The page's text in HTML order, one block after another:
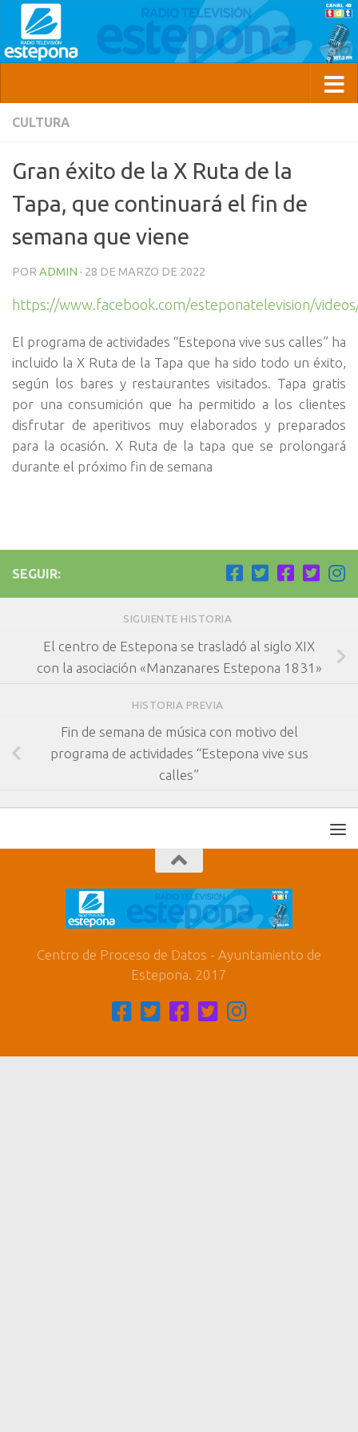
CULTURA
Gran éxito de la X Ruta de la
Tapa, que continuará el fin de
semana que viene
POR ADMIN · 28 DE MARZO DE 2022
https://www.facebook.com/esteponatelevision/
El programa de actividades “Estepona vive sus calles” ha
incluido la X Ruta de la Tapa que ha sido todo un éxito,
según los bares y restaurantes visitados. Tapa gratis
por una consumición que ha permitido a los clientes
disfrutar de aperitivos muy elaborados y preparados
para la ocasión. X Ruta de la tapa que se prolongará
durante el próximo fin de semana
SEGUIR:
SIGUIENTE HISTORIA
El centro de Estepona se trasladó al siglo XIX
con la asociación «Manzanares Estepona 1831»
HISTORIA PREVIA
Fin de semana de música con motivo del
programa de actividades “Estepona vive sus
calles”
Centro de Proceso de Datos - Ayuntamiento de
Estepona. 2017